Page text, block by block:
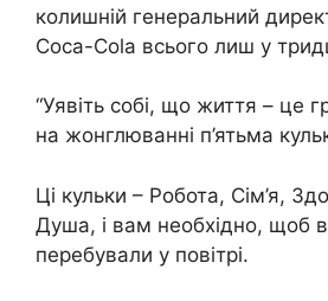
колишній генеральний
Coca-Cola всього лиш у
“Уявіть собі, що життя – це
на жонглюванні п’ятьма
Ці кульки – Робота, Сім’я,
Душа, і вам необхідно, щоб
перебували у повітрі.